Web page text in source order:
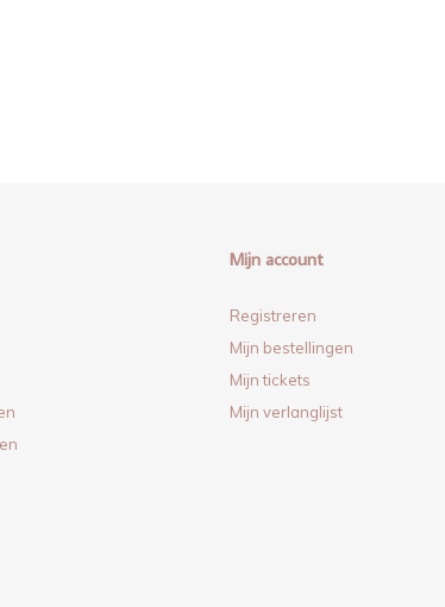
Mijn account
Registreren
Mijn bestellingen
Mijn tickets
Mijn verlanglijst